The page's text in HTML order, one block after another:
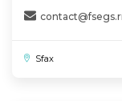
Sfax